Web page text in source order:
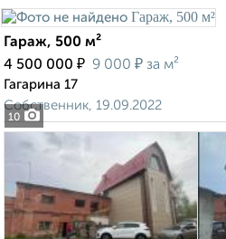
10
Гараж, 500 м²
4 500 000 ₽ 9 000 ₽ за м²
Гагарина 17
Собственник, 19.09.2022